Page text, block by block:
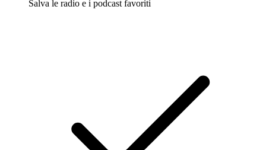
Salva le radio e i podcast favoriti